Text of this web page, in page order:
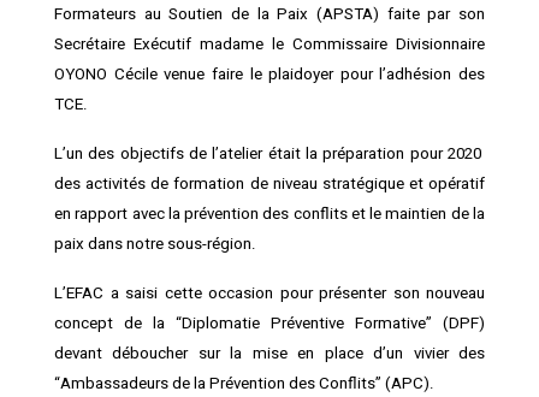
Formateurs au Soutien de la Paix (APSTA) faite par son
Secrétaire Exécutif madame le Commissaire Divisionnaire
OYONO Cécile venue faire le plaidoyer pour l’adhésion des
TCE.
L’un des objectifs de l’atelier était la préparation pour 2020
des activités de formation de niveau stratégique et opératif
en rapport avec la prévention des conflits et le maintien de la
paix dans notre sous-région.
L’EFAC a saisi cette occasion pour présenter son nouveau
concept de la “Diplomatie Préventive Formative” (DPF)
devant déboucher sur la mise en place d’un vivier des
“Ambassadeurs de la Prévention des Conflits” (APC).